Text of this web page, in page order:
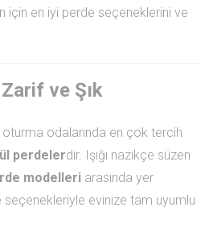
için en iyi perde seçeneklerini ve
ve Şık
odalarında en çok tercih
perdelerdir. Işığı nazikçe süzen
modelleri arasında yer
seçenekleriyle evinize tam uyumlu